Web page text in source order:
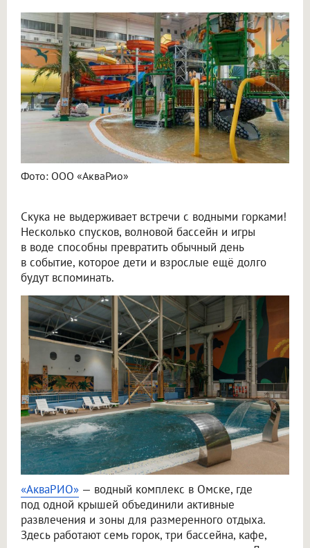
Фото: ООО «АкваРио»
Скука не выдерживает встречи с водными горками!
Несколько спусков, волновой бассейн и игры
в воде способны превратить обычный день
в событие, которое дети и взрослые ещё долго
будут вспоминать.
«АкваРИО» — водный комплекс в Омске, где
под одной крышей объединили активные
развлечения и зоны для размеренного отдыха.
Здесь работают семь горок, три бассейна, кафе,